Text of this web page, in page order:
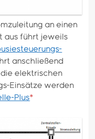
an einen
aus führt jeweils
anschließend
elektrischen
Einsätze werden
Plus*